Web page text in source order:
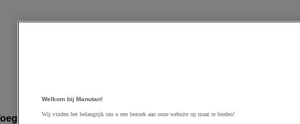
aan winkelwagen
Welkom bij Manutan!
Wij vinden het belangrijk om u een bezoek aan onze website op maat te bieden!